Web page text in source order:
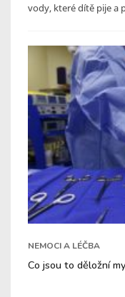
vody, které dítě pije a
NEMOCI A LÉČBA
Co jsou to děložní